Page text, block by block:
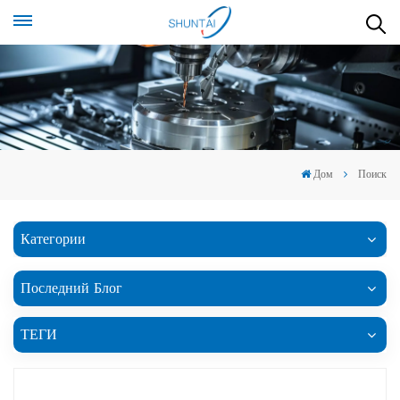
Дом Поиск
Категории
Последний Блог
ТЕГИ